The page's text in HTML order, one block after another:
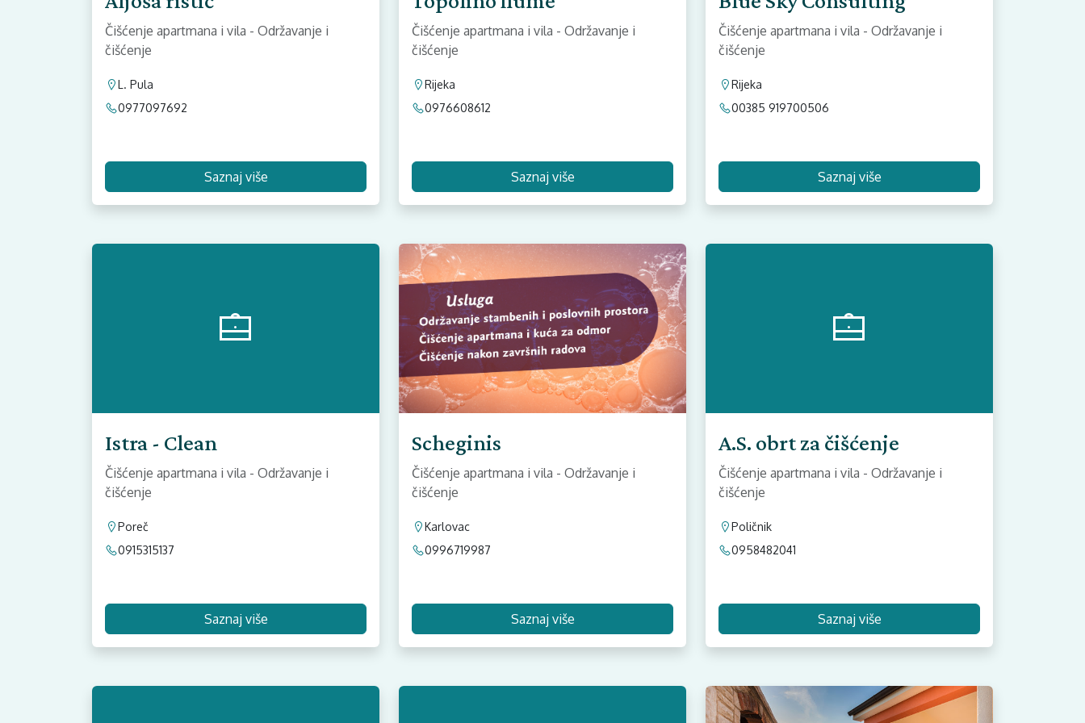
Čišćenje apartmana i vila - Održavanje i
čišćenje
L. Pula
0977097692
Saznaj više
Čišćenje apartmana i vila - Održavanje i
čišćenje
Rijeka
0976608612
Saznaj više
Čišćenje apartmana i vila - Održavanje i
čišćenje
Rijeka
00385 919700506
Saznaj više
Istra - Clean
Čišćenje apartmana i vila - Održavanje i
čišćenje
Poreč
0915315137
Saznaj više
Scheginis
Čišćenje apartmana i vila - Održavanje i
čišćenje
Karlovac
0996719987
Saznaj više
A.S. obrt za čišćenje
Čišćenje apartmana i vila - Održavanje i
čišćenje
Poličnik
0958482041
Saznaj više